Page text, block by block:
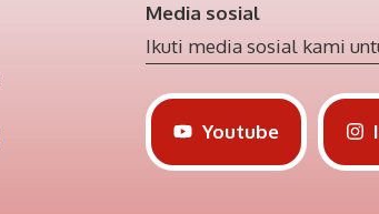
Media sosial
Ikuti media sosial kami
Youtube